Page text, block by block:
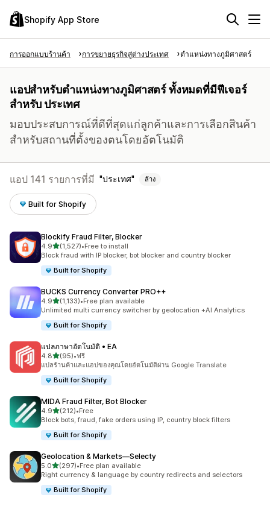
Shopify App Store
การออกแบบร้านค้า การขยายธุรกิจสู่ต่างประเทศ ตำแหน่งทางภูมิศาสตร์
แอปสำหรับตำแหน่งทางภูมิศาสตร์ ทั้งหมดที่มีฟีเจอร์
สำหรับ ประเทศ
มอบประสบการณ์ที่ดีที่สุดแก่ลูกค้าและการเลือกสินค้า
สำหรับสถานที่ตั้งของตนโดยอัตโนมัติ
แอป 141 รายการที่มี ประเทศ ล้าง
Built for Shopify
Blockify Fraud Filter, Blocker
4.9เต็ม 5 ดาว
(1,527)
ทั้งหมด 1527 รีวิว
•Free to install
Block fraud with IP blocker, bot blocker and country blocker
Built for Shopify
BUCKS Currency Converter PRO++
4.9เต็ม 5 ดาว
(1,133)
ทั้งหมด 1133 รีวิว
•Free plan available
Unlimited multi currency switcher by geolocation +AI Analytics
Built for Shopify
แปลภาษาอัตโนมัติ • EA
4.8เต็ม 5 ดาว
(95)
ทั้งหมด 95 รีวิว
•ฟรี
แปลร้านค้าและแอปของคุณโดยอัตโนมัติผ่าน Google Translate
Built for Shopify
MIDA Fraud Filter, Bot Blocker
4.9เต็ม 5 ดาว
(212)
ทั้งหมด 212 รีวิว
•Free
Block bots, fraud, fake orders using IP, country block filters
Built for Shopify
Geolocation & Markets—Selecty
5.0เต็ม 5 ดาว
(297)
ทั้งหมด 297 รีวิว
•Free plan available
Right currency & language by country redirects and selectors
Built for Shopify